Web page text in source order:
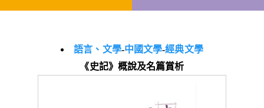
語言、文學-中國文學-經典文學
《史記》概說及名篇賞析